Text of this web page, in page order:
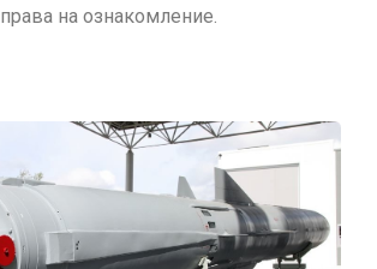
права на ознакомление.